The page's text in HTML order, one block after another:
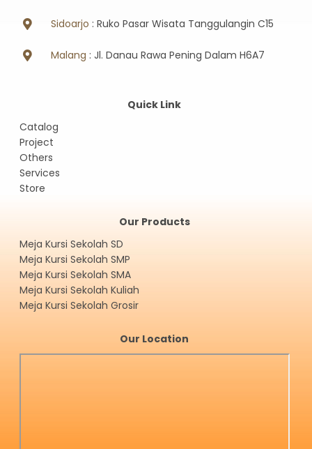
Sidoarjo : Ruko Pasar Wisata Tanggulangin C15
Malang : Jl. Danau Rawa Pening Dalam H6A7
Quick Link
Catalog
Project
Others
Services
Store
Our Products
Meja Kursi Sekolah SD
Meja Kursi Sekolah SMP
Meja Kursi Sekolah SMA
Meja Kursi Sekolah Kuliah
Meja Kursi Sekolah Grosir
Our Location